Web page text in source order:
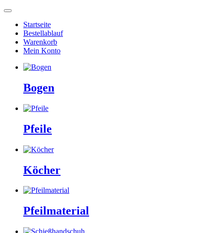
Startseite
Bestellablauf
Warenkorb
Mein Konto
Bogen
Pfeile
Köcher
Pfeilmaterial